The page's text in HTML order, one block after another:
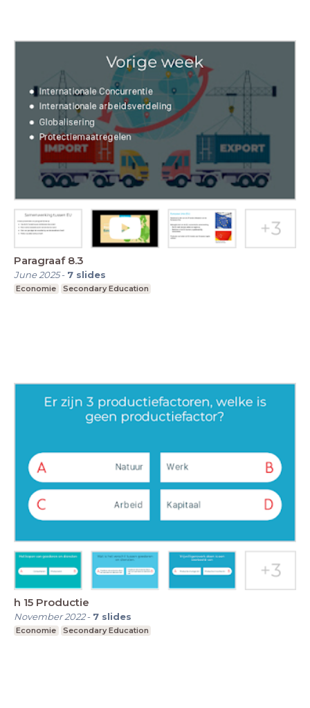
Paragraaf 8.3
June 2025- 7 slides
Economie Secondary Education
h 15 Productie
November 2022- 7 slides
Economie Secondary Education